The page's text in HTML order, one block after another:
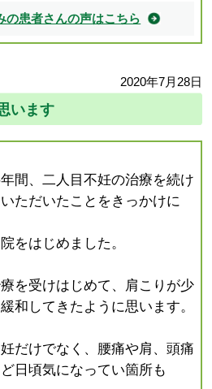
の患者さんの声はこちら
2020年7月28日
います
間、二人目不妊の治療を続け
ただいたことをきっかけに
をはじめました。
を受けはじめて、肩こりが少
和してきたように思います。
だけでなく、腰痛や肩、頭痛
日頃気になってい箇所も